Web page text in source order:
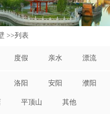
>>列表
度假 亲水 漂流
洛阳 安阳 濮阳
平顶山 其他